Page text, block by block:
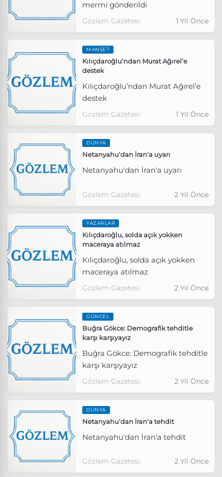
mermi gönderildi
Gözlem Gazetesi 1 Yıl Önce
MANŞET
Kılıçdaroğlu’ndan Murat Ağırel’e
destek
Kılıçdaroğlu’ndan Murat Ağırel’e
destek
Gözlem Gazetesi 1 Yıl Önce
DÜNYA
Netanyahu'dan İran'a uyarı
Netanyahu'dan İran'a uyarı
Gözlem Gazetesi 2 Yıl Önce
YAZARLAR
Kılıçdaroğlu, solda açık yokken
maceraya atılmaz
Kılıçdaroğlu, solda açık yokken
maceraya atılmaz
Gözlem Gazetesi 2 Yıl Önce
GÜNCEL
Buğra Gökce: Demografik tehditle
karşı karşıyayız
Buğra Gökce: Demografik tehditle
karşı karşıyayız
Gözlem Gazetesi 2 Yıl Önce
DÜNYA
Netanyahu'dan İran'a tehdit
Netanyahu'dan İran'a tehdit
Gözlem Gazetesi 2 Yıl Önce